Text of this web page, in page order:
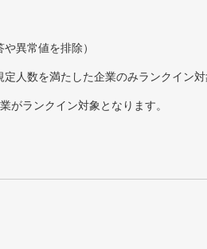
異常値を排除）
人数を満たした企業のみランクイン
ランクイン対象となります。